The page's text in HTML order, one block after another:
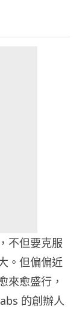
不但要克服
。但偏偏近
來愈盛行，
的創辦人